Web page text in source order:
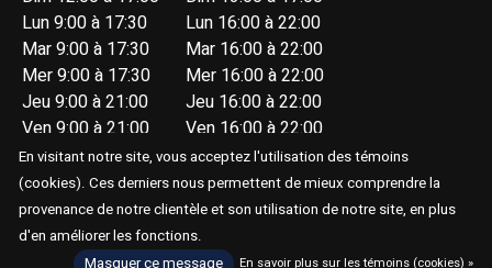
Lun 9:00 à 17:30
Mar 9:00 à 17:30
Mer 9:00 à 17:30
Jeu 9:00 à 21:00
Ven 9:00 à 21:00
Sam 9:00 à 17:00
Lun 16:00 à 22:00
Mar 16:00 à 22:00
Mer 16:00 à 22:00
Jeu 16:00 à 22:00
Ven 16:00 à 22:00
Sam 13:00 à 17:00
En visitant notre site, vous acceptez l'utilisation des témoins
(cookies). Ces derniers nous permettent de mieux comprendre la
provenance de notre clientèle et son utilisation de notre site, en plus
d'en améliorer les fonctions.
En savoir plus sur les témoins (cookies) »